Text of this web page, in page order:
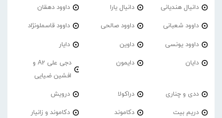
دانیال هندیانی دانیال یارا داوود دهقان
داوود شعبانی داوود صالحی داوود قاسملونژاد
داوود یونسی داوین دایار
دایان دایمون
دجی علی A2 و
افشین ضیایی
ددی و چناری دراکولا درویش
دریم بیت دکاموند دکاموند و زانیار